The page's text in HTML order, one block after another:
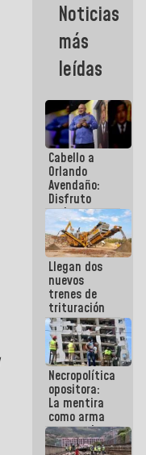
emprendedores
afectados
por
terremotos
Noticias
más
leídas
Cabello a
Orlando
Avendaño:
Disfruto
cada vez
que escribes
porque lo
que haces
es
embarrarla
Llegan dos
nuevos
trenes de
trituración
para
optimizar
manejo de
escombros
en La Guaira
Necropolítica
opositora:
La mentira
como arma
contra el
Pueblo